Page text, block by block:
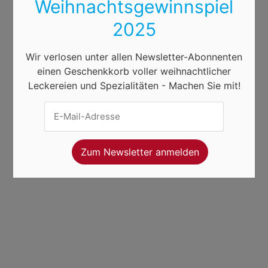
Weihnachtsgewinnspiel
2025
Wir verlosen unter allen Newsletter-Abonnenten
einen Geschenkkorb voller weihnachtlicher
Leckereien und Spezialitäten - Machen Sie mit!